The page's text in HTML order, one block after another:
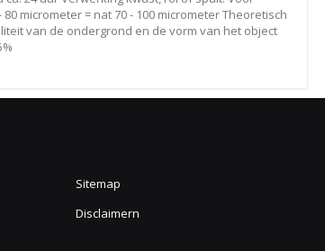
micrometer = nat 70 - 100 micrometer Theoretisch
van de ondergrond en de vorm van het object
Sitemap
Disclaimern